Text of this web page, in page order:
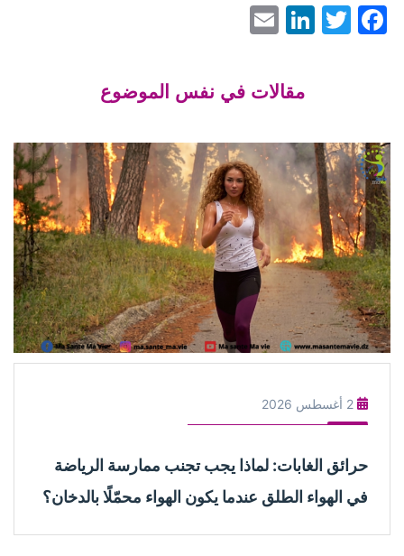
Facebook
Twitter
LinkedIn
مقالات في نفس الموضوع
2 أغسطس 2026
حرائق الغابات: لماذا يجب تجنب ممارسة الرياضة
في الهواء الطلق عندما يكون الهواء محمّلًا بالدخان؟